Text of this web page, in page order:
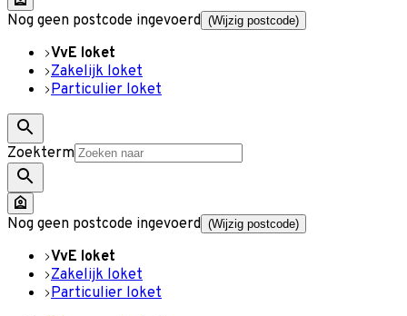
Nog geen postcode ingevoerd (Wijzig postcode)
VvE loket
Zakelijk loket
Particulier loket
Zoekterm
Nog geen postcode ingevoerd (Wijzig postcode)
VvE loket
Zakelijk loket
Particulier loket